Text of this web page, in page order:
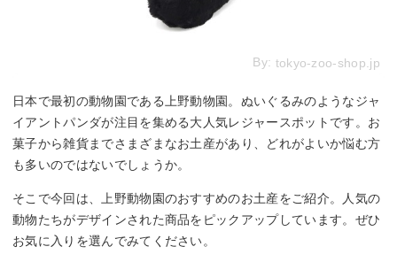
By: tokyo-zoo-shop.jp
日本で最初の動物園である上野動物園。ぬいぐるみのようなジャ
イアントパンダが注目を集める大人気レジャースポットです。お
菓子から雑貨までさまざまなお土産があり、どれがよいか悩む方
も多いのではないでしょうか。
そこで今回は、上野動物園のおすすめのお土産をご紹介。人気の
動物たちがデザインされた商品をピックアップしています。ぜひ
お気に入りを選んでみてください。